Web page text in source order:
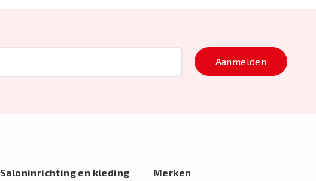
Aanmelden
Salon­inrichting en kleding
Merken